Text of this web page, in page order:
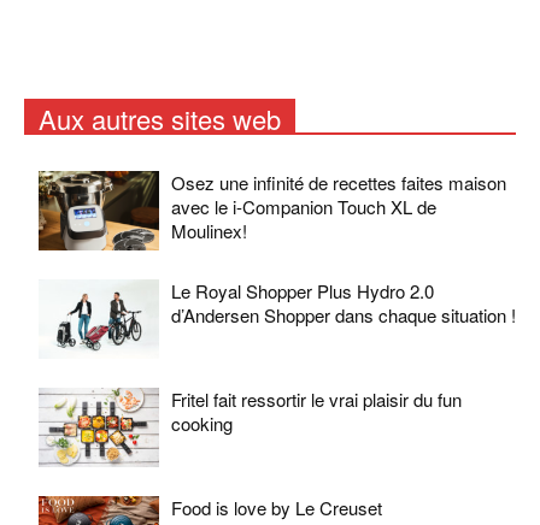
Aux autres sites web
Osez une infinité de recettes faites maison
avec le i-Companion Touch XL de
Moulinex!
Le Royal Shopper Plus Hydro 2.0
d’Andersen Shopper dans chaque situation !
Fritel fait ressortir le vrai plaisir du fun
cooking
Food is love by Le Creuset